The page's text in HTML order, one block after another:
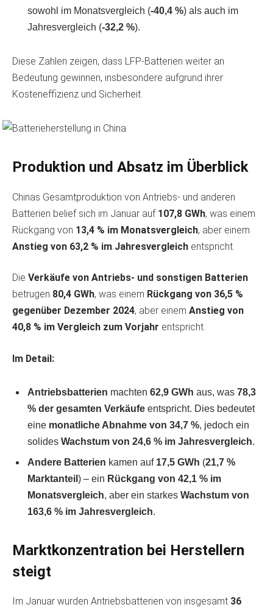
sowohl im Monatsvergleich (-40,4 %) als auch im
Jahresvergleich (-32,2 %).
Diese Zahlen zeigen, dass LFP-Batterien weiter an
Bedeutung gewinnen, insbesondere aufgrund ihrer
Kosteneffizienz und Sicherheit.
Produktion und Absatz im Überblick
Chinas Gesamtproduktion von Antriebs- und anderen
Batterien belief sich im Januar auf 107,8 GWh, was einem
Rückgang von 13,4 % im Monatsvergleich, aber einem
Anstieg von 63,2 % im Jahresvergleich entspricht.
Die Verkäufe von Antriebs- und sonstigen Batterien
betrugen 80,4 GWh, was einem Rückgang von 36,5 %
gegenüber Dezember 2024, aber einem Anstieg von
40,8 % im Vergleich zum Vorjahr entspricht.
Im Detail:
Antriebsbatterien machten 62,9 GWh aus, was 78,3
% der gesamten Verkäufe entspricht. Dies bedeutet
eine monatliche Abnahme von 34,7 %, jedoch ein
solides Wachstum von 24,6 % im Jahresvergleich.
Andere Batterien kamen auf 17,5 GWh (21,7 %
Marktanteil ) – ein Rückgang von 42,1 % im
Monatsvergleich, aber ein starkes Wachstum von
163,6 % im Jahresvergleich.
Marktkonzentration bei Herstellern
steigt
Im Januar wurden Antriebsbatterien von insgesamt 36